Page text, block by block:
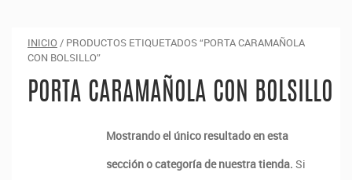
INICIO / PRODUCTOS ETIQUETADOS “PORTA CARAMAÑOLA
CON BOLSILLO”
PORTA CARAMAÑOLA CON BOLSILLO
Mostrando el único resultado en esta
sección o categoría de nuestra tienda. Si